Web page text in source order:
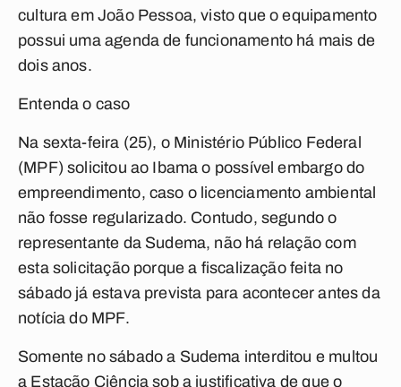
cultura em João Pessoa, visto que o equipamento
possui uma agenda de funcionamento há mais de
dois anos.
Entenda o caso
Na sexta-feira (25), o Ministério Público Federal
(MPF) solicitou ao Ibama o possível embargo do
empreendimento, caso o licenciamento ambiental
não fosse regularizado. Contudo, segundo o
representante da Sudema, não há relação com
esta solicitação porque a fiscalização feita no
sábado já estava prevista para acontecer antes da
notícia do MPF.
Somente no sábado a Sudema interditou e multou
a Estação Ciência sob a justificativa de que o